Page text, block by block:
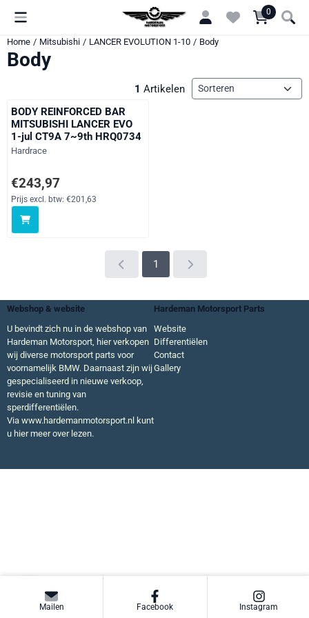
Cookievoorkeuren zijn momenteel gesloten. 0
Home / Mitsubishi / LANCER EVOLUTION 1-10 / Body
Body
1 Artikelen Sorteermethode
BODY REINFORCED BAR
MITSUBISHI LANCER EVO
1-jul CT9A 7~9th HRQ0734
Merk:
Hardrace
Prijs: 243,97, exclusief btw: 201,63
€243,97
Prijs excl. btw: €201,63
1
Webshop & website
Hardeman Motorsport Parts
U bevindt zich nu in de webshop van
Hardeman Motorsport, hier verkopen
wij diverse motorsport parts voor
voornamelijk BMW. Daarnaast zijn wij
gespecialiseerd in nieuwe verkoop,
revisie en tuning van
sperdifferentiëlen.
Via www.hardemanmotorsport.nl kunt
u hier meer over lezen.
Website
Differentiëlen
Contact
Gallery
Mailen Facebook Instagram